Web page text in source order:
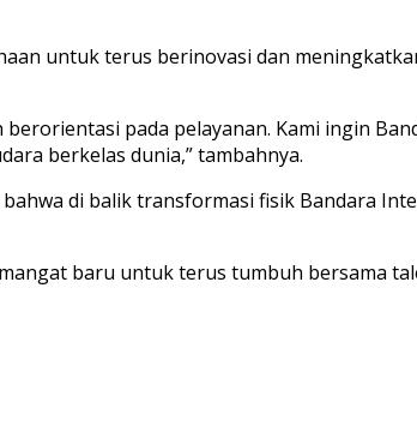
untuk terus berinovasi dan
pada pelayanan. Kami ingin
berkelas dunia,” tambahnya.
di balik transformasi fisik Bandara
baru untuk terus tumbuh bersama